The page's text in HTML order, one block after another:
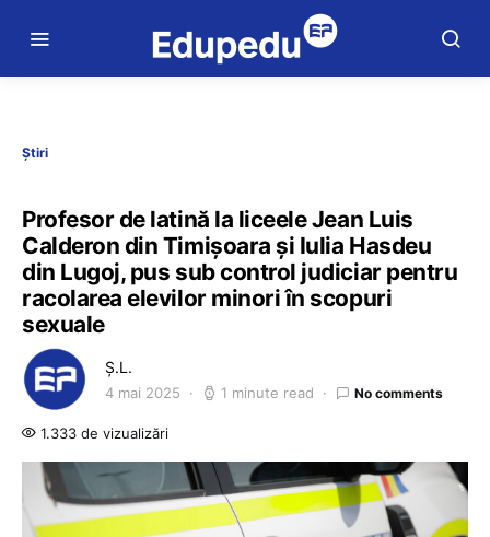
Știri
Profesor de latină la liceele Jean Luis
Calderon din Timișoara și Iulia Hasdeu
din Lugoj, pus sub control judiciar pentru
racolarea elevilor minori în scopuri
sexuale
Ș.L.
4 mai 2025 1 minute read No comments
1.333 de vizualizări